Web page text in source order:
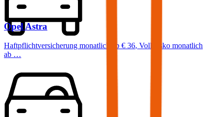
Opel Astra
Haftpflichtversicherung monatlich ab € 36, Vollkasko monatlich
ab …